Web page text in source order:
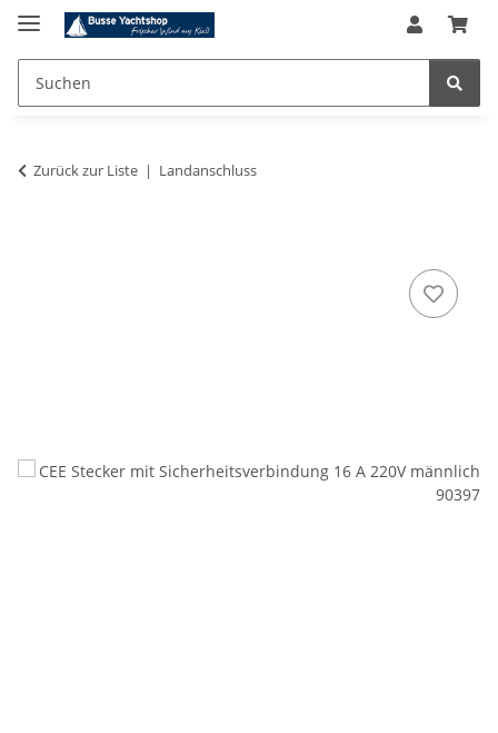
Zurück zur Liste Landanschluss